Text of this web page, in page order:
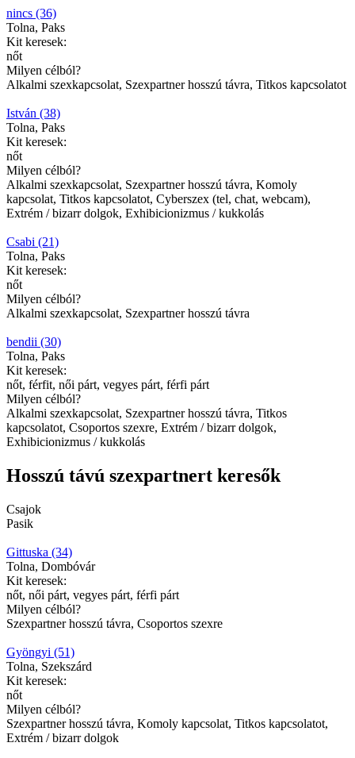
nincs (36)
Tolna, Paks
Kit keresek:
nőt
Milyen célból?
Alkalmi szexkapcsolat, Szexpartner hosszú távra, Titkos kapcsolatot
István (38)
Tolna, Paks
Kit keresek:
nőt
Milyen célból?
Alkalmi szexkapcsolat, Szexpartner hosszú távra, Komoly
kapcsolat, Titkos kapcsolatot, Cyberszex (tel, chat, webcam),
Extrém / bizarr dolgok, Exhibicionizmus / kukkolás
Csabi (21)
Tolna, Paks
Kit keresek:
nőt
Milyen célból?
Alkalmi szexkapcsolat, Szexpartner hosszú távra
bendii (30)
Tolna, Paks
Kit keresek:
nőt, férfit, női párt, vegyes párt, férfi párt
Milyen célból?
Alkalmi szexkapcsolat, Szexpartner hosszú távra, Titkos
kapcsolatot, Csoportos szexre, Extrém / bizarr dolgok,
Exhibicionizmus / kukkolás
Hosszú távú szexpartnert keresők
Csajok
Pasik
Gittuska (34)
Tolna, Dombóvár
Kit keresek:
nőt, női párt, vegyes párt, férfi párt
Milyen célból?
Szexpartner hosszú távra, Csoportos szexre
Gyöngyi (51)
Tolna, Szekszárd
Kit keresek:
nőt
Milyen célból?
Szexpartner hosszú távra, Komoly kapcsolat, Titkos kapcsolatot,
Extrém / bizarr dolgok